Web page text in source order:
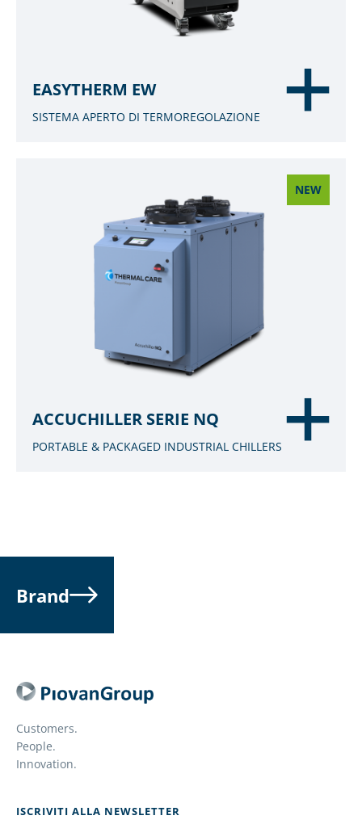
EASYTHERM EW
SISTEMA APERTO DI TERMOREGOLAZIONE
NEW
ACCUCHILLER SERIE NQ
PORTABLE & PACKAGED INDUSTRIAL CHILLERS
Brand
Customers.
People.
Innovation.
ISCRIVITI ALLA NEWSLETTER